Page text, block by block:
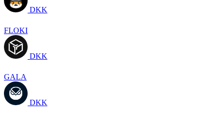
DKK
FLOKI
DKK
GALA
DKK